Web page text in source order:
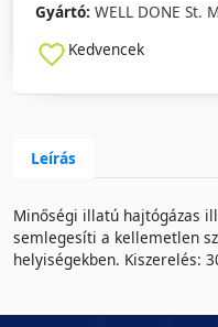
Gyártó: WELL DONE St.
Kedvencek
Leírás
Minőségi illatú hajtógázas
semlegesíti a kellemetlen
helyiségekben. Kiszerelés: